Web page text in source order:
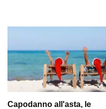
Capodanno all'asta, le